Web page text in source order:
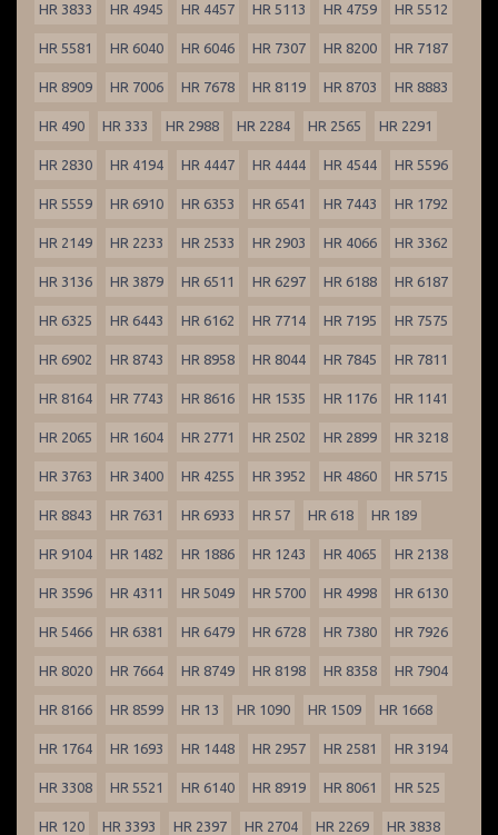
HR 3833 HR 4945 HR 4457 HR 5113 HR 4759 HR 5512
HR 5581 HR 6040 HR 6046 HR 7307 HR 8200 HR 7187
HR 8909 HR 7006 HR 7678 HR 8119 HR 8703 HR 8883
HR 490 HR 333 HR 2988 HR 2284 HR 2565 HR 2291
HR 2830 HR 4194 HR 4447 HR 4444 HR 4544 HR 5596
HR 5559 HR 6910 HR 6353 HR 6541 HR 7443 HR 1792
HR 2149 HR 2233 HR 2533 HR 2903 HR 4066 HR 3362
HR 3136 HR 3879 HR 6511 HR 6297 HR 6188 HR 6187
HR 6325 HR 6443 HR 6162 HR 7714 HR 7195 HR 7575
HR 6902 HR 8743 HR 8958 HR 8044 HR 7845 HR 7811
HR 8164 HR 7743 HR 8616 HR 1535 HR 1176 HR 1141
HR 2065 HR 1604 HR 2771 HR 2502 HR 2899 HR 3218
HR 3763 HR 3400 HR 4255 HR 3952 HR 4860 HR 5715
HR 8843 HR 7631 HR 6933 HR 57 HR 618 HR 189
HR 9104 HR 1482 HR 1886 HR 1243 HR 4065 HR 2138
HR 3596 HR 4311 HR 5049 HR 5700 HR 4998 HR 6130
HR 5466 HR 6381 HR 6479 HR 6728 HR 7380 HR 7926
HR 8020 HR 7664 HR 8749 HR 8198 HR 8358 HR 7904
HR 8166 HR 8599 HR 13 HR 1090 HR 1509 HR 1668
HR 1764 HR 1693 HR 1448 HR 2957 HR 2581 HR 3194
HR 3308 HR 5521 HR 6140 HR 8919 HR 8061 HR 525
HR 120 HR 3393 HR 2397 HR 2704 HR 2269 HR 3838